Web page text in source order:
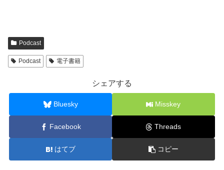
Podcast
Podcast 電子書籍
シェアする
Bluesky Misskey
Facebook Threads
はてブ コピー